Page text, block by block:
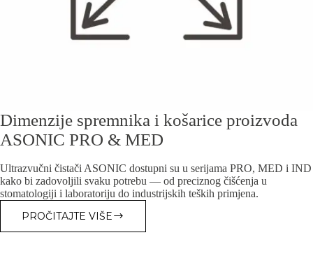
Dimenzije spremnika i košarice proizvoda
ASONIC PRO & MED
Ultrazvučni čistači ASONIC dostupni su u serijama PRO, MED i IND
kako bi zadovoljili svaku potrebu — od preciznog čišćenja u
stomatologiji i laboratoriju do industrijskih teških primjena.
PROČITAJTE VIŠE
DIMENZIJE
SPREMNIKA